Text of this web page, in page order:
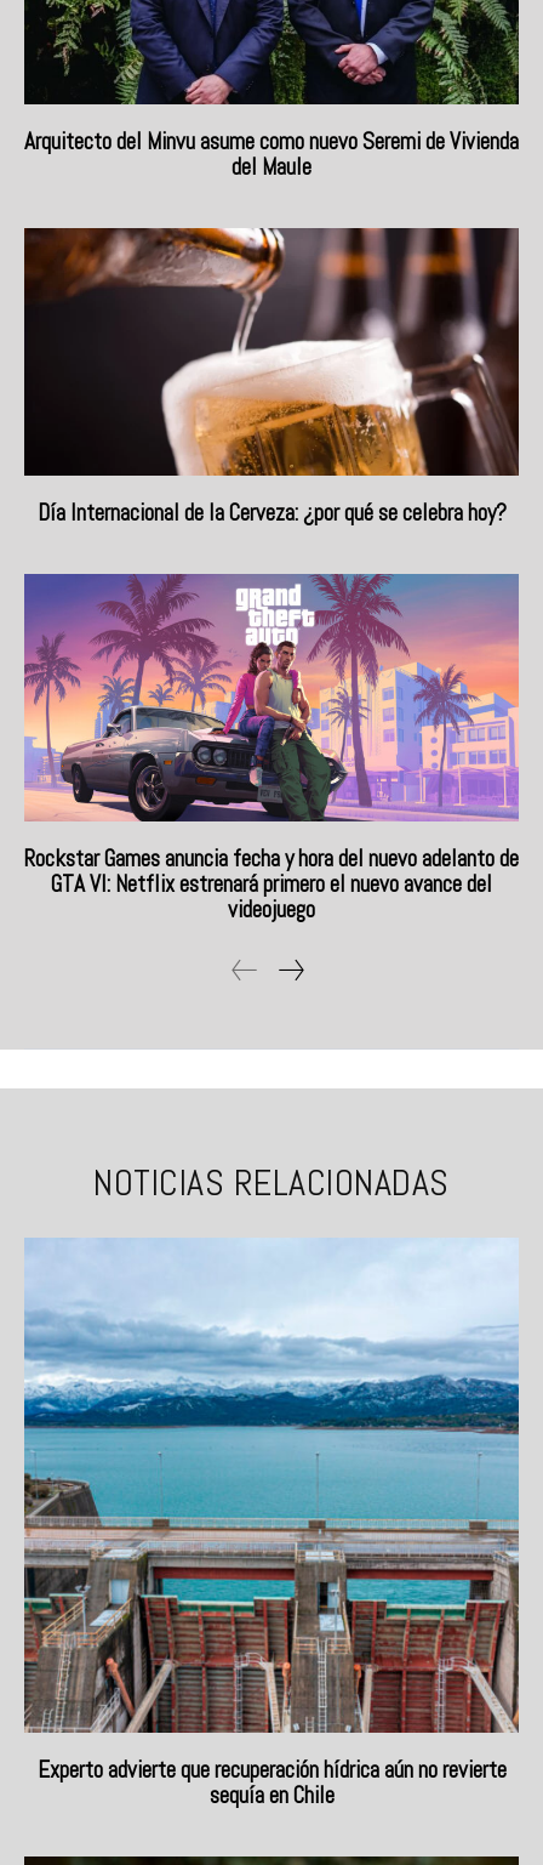
Arquitecto del Minvu asume como nuevo Seremi de Vivienda
del Maule
Día Internacional de la Cerveza: ¿por qué se celebra hoy?
Rockstar Games anuncia fecha y hora del nuevo adelanto de
GTA VI: Netflix estrenará primero el nuevo avance del
videojuego
NOTICIAS RELACIONADAS
Experto advierte que recuperación hídrica aún no revierte
sequía en Chile